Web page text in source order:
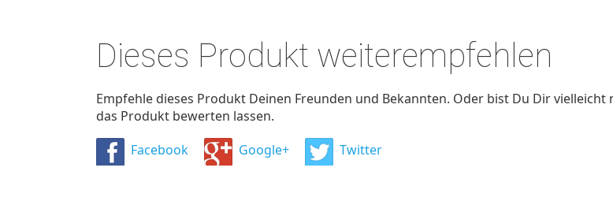
Dieses Produkt weiterempfehlen
Empfehle dieses Produkt Deinen Freunden und Bekannten. Oder bist Du Dir
das Produkt bewerten lassen.
Facebook
Google+ Twitter